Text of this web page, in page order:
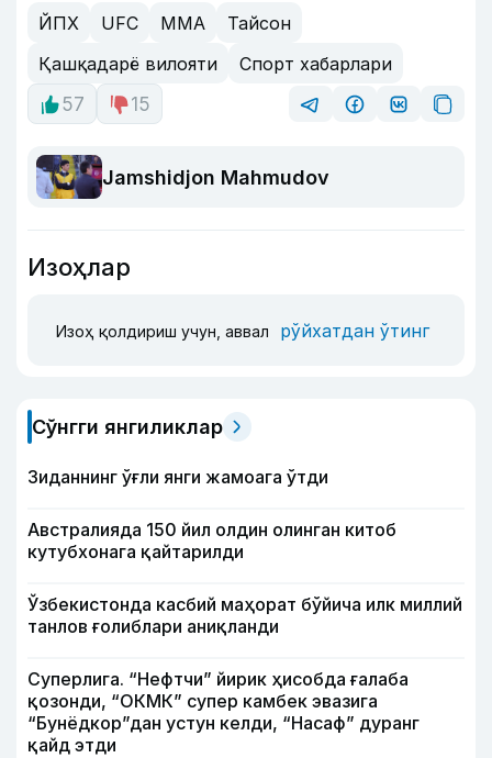
ЙПХ UFC MMA
Тайсон
Қашқадарё вилояти
Спорт хабарлари
57
15
Jamshidjon Mahmudov
Изоҳлар
Изоҳ қолдириш учун, аввал рўйхатдан ўтинг
Сўнгги янгиликлар
Зиданнинг ўғли янги жамоага ўтди
Австралияда 150 йил олдин олинган китоб
кутубхонага қайтарилди
Ўзбекистонда касбий маҳорат бўйича илк миллий
танлов ғолиблари аниқланди
Суперлига. “Нефтчи” йирик ҳисобда ғалаба
қозонди, “ОКМК” супер камбек эвазига
“Бунёдкор”дан устун келди, “Насаф” дуранг
қайд этди